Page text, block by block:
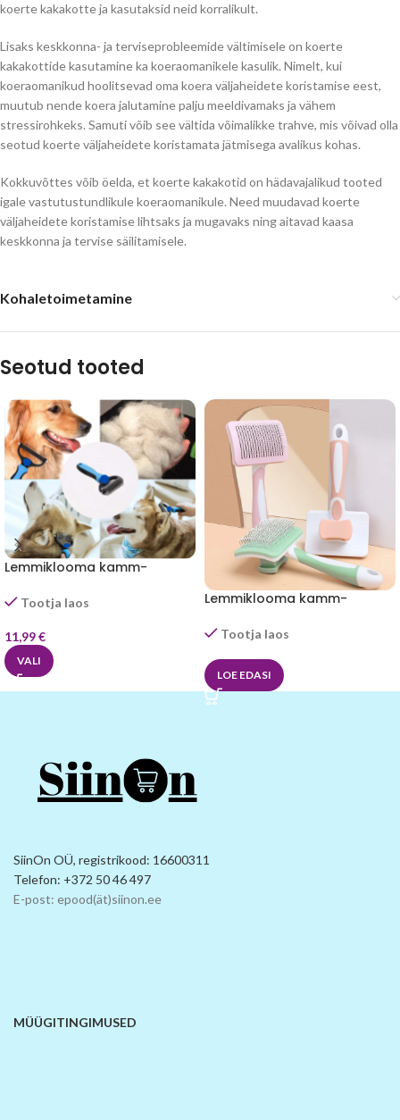
koerte kakakotte ja kasutaksid neid korralikult.
Lisaks keskkonna- ja terviseprobleemide vältimisele on koerte
kakakottide kasutamine ka koeraomanikele kasulik. Nimelt, kui
koeraomanikud hoolitsevad oma koera väljaheidete koristamise eest,
muutub nende koera jalutamine palju meeldivamaks ja vähem
stressirohkeks. Samuti võib see vältida võimalikke trahve, mis võivad olla
seotud koerte väljaheidete koristamata jätmisega avalikus kohas.
Kokkuvõttes võib öelda, et koerte kakakotid on hädavajalikud tooted
igale vastutustundlikule koeraomanikule. Need muudavad koerte
väljaheidete koristamise lihtsaks ja mugavaks ning aitavad kaasa
keskkonna ja tervise säilitamisele.
Kohaletoimetamine
Seotud tooted
Lemmiklooma kamm-
Tootja laos
11,99€
VALI
Lemmiklooma kamm-
Tootja laos
LOE EDASI
SiinOn OÜ, registrikood: 16600311
Telefon: +372 50 46 497
E-post: epood(ät)siinon.ee
MÜÜGITINGIMUSED